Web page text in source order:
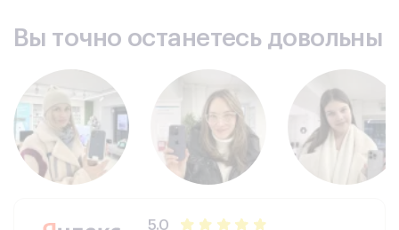
Вы точно останетесь довольны
5.0